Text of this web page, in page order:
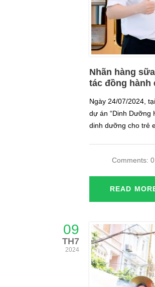
Nhãn hàng
tác đồng
Ngày 24/07/2024,
dự án “Dinh Dưỡng
dinh dưỡng cho trẻ
Comments: 0
READ
09
TH7
2024